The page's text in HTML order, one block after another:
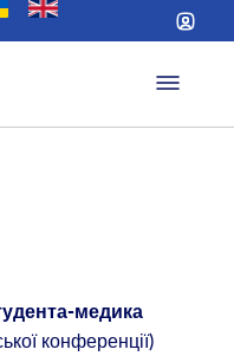
медика
конференції)